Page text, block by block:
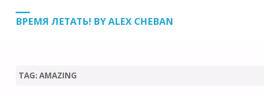
ВРЕМЯ ЛЕТАТЬ! BY ALEX CHEBAN
HOME
TAG:AMAZING